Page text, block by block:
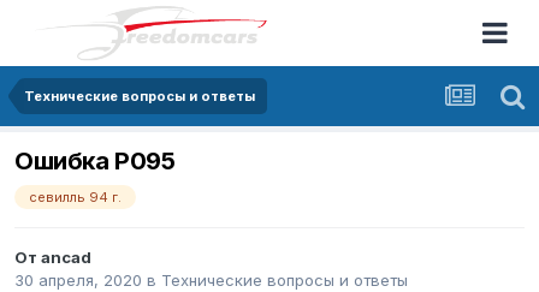
Технические вопросы и ответы
Ошибка P095
севилль 94 г.
От ancad
30 апреля, 2020 в Технические вопросы и ответы